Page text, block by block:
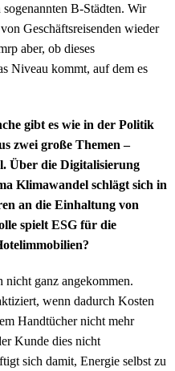
B-Städten. Wir
Geschäftsreisenden wieder
aber, ob dieses
Niveau kommt, auf dem es
gibt es wie in der Politik
zwei große Themen –
Über die Digitalisierung
Klimawandel schlägt sich in
an die Einhaltung von
spielt ESG für die
ganz angekommen.
wenn dadurch Kosten
Handtücher nicht mehr
Kunde dies nicht
sich damit, Energie selbst zu